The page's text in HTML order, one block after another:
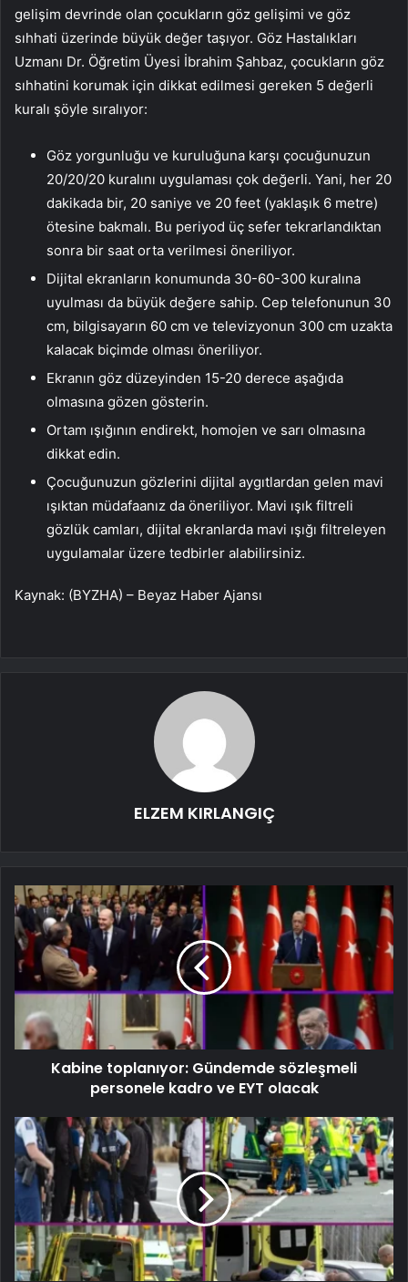
gelişim devrinde olan çocukların göz gelişimi ve göz
sıhhati üzerinde büyük değer taşıyor. Göz Hastalıkları
Uzmanı Dr. Öğretim Üyesi İbrahim Şahbaz, çocukların göz
sıhhatini korumak için dikkat edilmesi gereken 5 değerli
kuralı şöyle sıralıyor:
Göz yorgunluğu ve kuruluğuna karşı çocuğunuzun
20/20/20 kuralını uygulaması çok değerli. Yani, her 20
dakikada bir, 20 saniye ve 20 feet (yaklaşık 6 metre)
ötesine bakmalı. Bu periyod üç sefer tekrarlandıktan
sonra bir saat orta verilmesi öneriliyor.
Dijital ekranların konumunda 30-60-300 kuralına
uyulması da büyük değere sahip. Cep telefonunun 30
cm, bilgisayarın 60 cm ve televizyonun 300 cm uzakta
kalacak biçimde olması öneriliyor.
Ekranın göz düzeyinden 15-20 derece aşağıda
olmasına gözen gösterin.
Ortam ışığının endirekt, homojen ve sarı olmasına
dikkat edin.
Çocuğunuzun gözlerini dijital aygıtlardan gelen mavi
ışıktan müdafaanız da öneriliyor. Mavi ışık filtreli
gözlük camları, dijital ekranlarda mavi ışığı filtreleyen
uygulamalar üzere tedbirler alabilirsiniz.
Kaynak: (BYZHA) – Beyaz Haber Ajansı
ELZEM KIRLANGIÇ
Kabine toplanıyor: Gündemde sözleşmeli
personele kadro ve EYT olacak